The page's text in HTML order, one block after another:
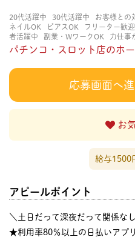
20代活躍中 30代活躍中 お客様との
ネイルOK
ピアスOK フリーター歓迎
者活躍中
副業・WワークOK 力仕事
学歴不問
服装自由 未経験・初心者
経験不要
立ち仕事 経験者・有資格
自由
パチンコ・スロット店のホ
応募画面へ
お
給与1500
アピールポイント
＼土日だって深夜だって関係な
★利用率80％以上の日払いアプ